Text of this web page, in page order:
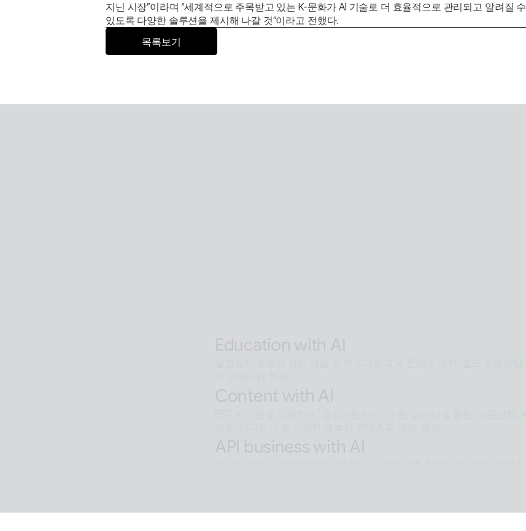
지닌 시장”이라며 “세계적으로 주목받고 있는 K-문화가 AI 기술로 더 효율적으로 관리되고 알려질 수
있도록 다양한 솔루션을 제시해 나갈 것”이라고 전했다.
목록보기
경의 유틸리티를 제공합니다.